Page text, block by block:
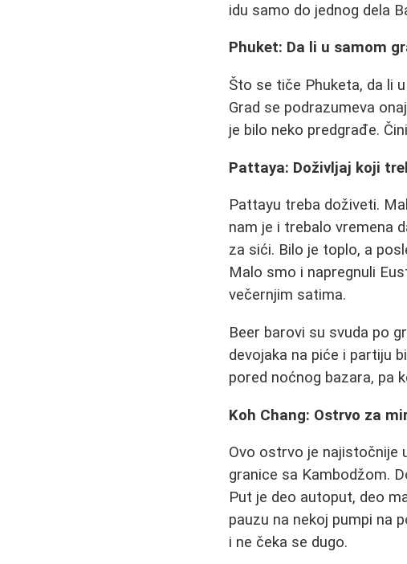
idu samo do jednog dela
Phuket: Da li u samom
Što se tiče Phuketa, da li
Grad se podrazumeva
je bilo neko predgrađe.
Pattaya: Doživljaj koji
Pattayu treba doživeti.
nam je i trebalo vremena
za sići. Bilo je toplo, a
Malo smo i napregnuli
večernjim satima.
Beer barovi su svuda po
devojaka na piće i partiju
pored noćnog bazara, pa
Koh Chang: Ostrvo za
Ovo ostrvo je najistočnije
granice sa Kambodžom.
Put je deo autoput, deo
pauzu na nekoj pumpi na
i ne čeka se dugo.